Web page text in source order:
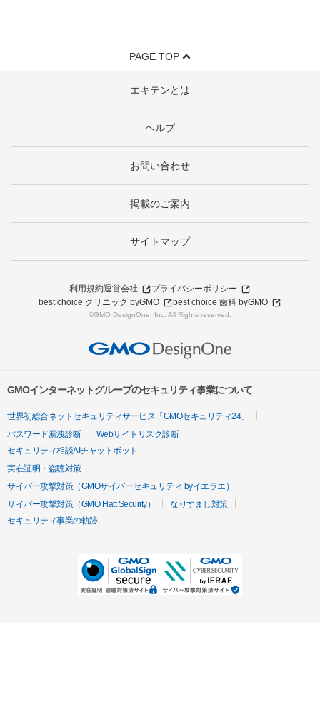
PAGE TOP
エキテンとは
ヘルプ
お問い合わせ
掲載のご案内
サイトマップ
利用規約運営会社
プライバシーポリシー
best choice クリニック byGMO
best choice 歯科 byGMO
©GMO DesignOne, Inc. All Rights reserved.
GMOインターネットグループのセキュリティ事業について
世界初総合ネットセキュリティサービス「GMOセキュリティ24」
パスワード漏洩診断
Webサイトリスク診断
セキュリティ相談AIチャットボット
実在証明・盗聴対策
サイバー攻撃対策（GMOサイバーセキュリティ byイエラエ）
サイバー攻撃対策（GMO Flatt Security）
なりすまし対策
セキュリティ事業の軌跡